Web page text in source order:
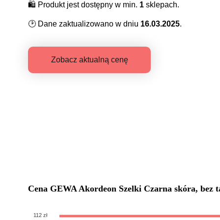
🛍️ Produkt jest dostępny w min. 1 sklepach.
🕑 Dane zaktualizowano w dniu 16.03.2025.
Zobacz aktualną cenę
Cena GEWA Akordeon Szelki Czarna skóra, bez
112 zł